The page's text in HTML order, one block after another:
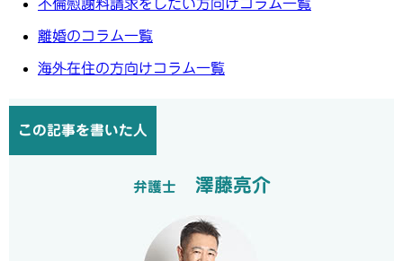
不倫慰謝料請求をしたい方向けコラム一覧
離婚のコラム一覧
海外在住の方向けコラム一覧
この記事を書いた人
弁護士 澤藤亮介